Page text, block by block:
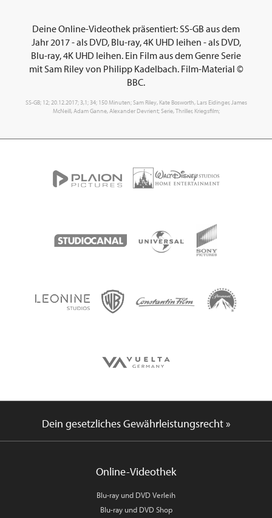
Deine Online-Videothek präsentiert: SS-GB aus dem
Jahr 2017 - als DVD, Blu-ray, 4K UHD leihen - als DVD,
Blu-ray, 4K UHD leihen. Ein Film aus dem Genre Serie
mit Sam Riley von Philipp Kadelbach. Film-Material ©
BBC.
SS-GB; 12; 20.12.2017; 3,1; 34; 150 Minuten; Sam Riley, Kate Bosworth, Lars Eidinger, James
McNeill, Adam Ganne, Alexander Devrient; Serie, Thriller, Kriegsfilm;
Dein gesetzliches Gewährleistungsrecht »
Online-Videothek
Blu-ray und DVD Verleih
Blu-ray und DVD Shop